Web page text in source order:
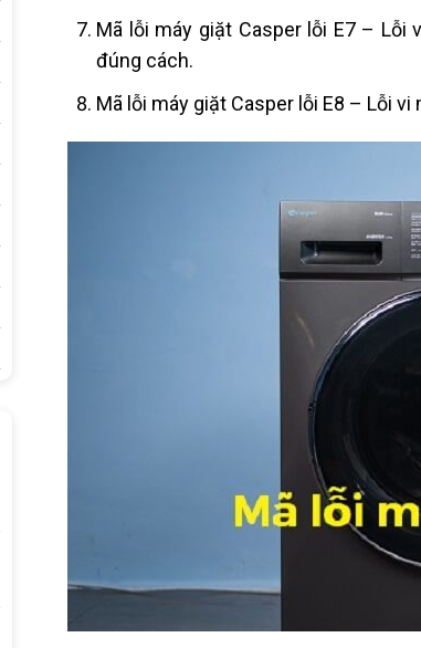
Mã lỗi máy giặt Casper lỗi E7 – Lỗi
đúng cách.
Mã lỗi máy giặt Casper lỗi E8 – Lỗi